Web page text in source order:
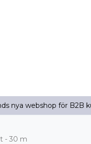
nya webshop för B2B
- 30 m